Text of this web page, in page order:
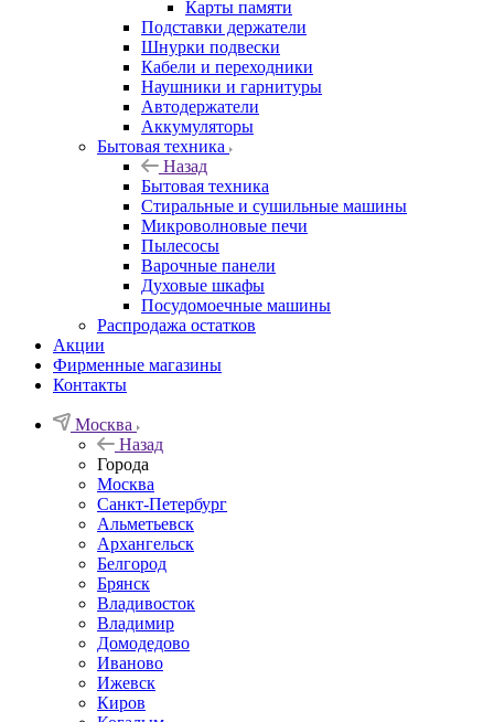
Карты памяти
Подставки держатели
Шнурки подвески
Кабели и переходники
Наушники и гарнитуры
Автодержатели
Аккумуляторы
Бытовая техника
Назад
Бытовая техника
Стиральные и сушильные машины
Микроволновые печи
Пылесосы
Варочные панели
Духовые шкафы
Посудомоечные машины
Распродажа остатков
Акции
Фирменные магазины
Контакты
Москва
Назад
Города
Москва
Санкт-Петербург
Альметьевск
Архангельск
Белгород
Брянск
Владивосток
Владимир
Домодедово
Иваново
Ижевск
Киров